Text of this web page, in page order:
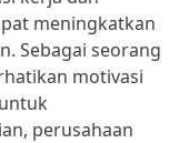
meningkatkan
Sebagai seorang
motivasi
perusahaan